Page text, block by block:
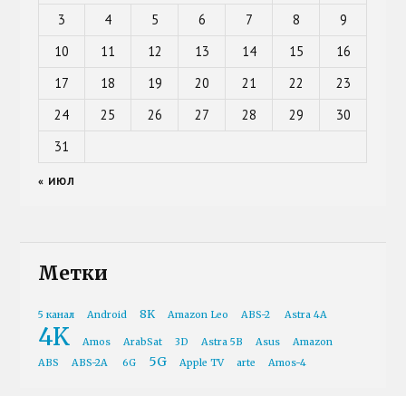
3
4 5 6 7 8
9
10
11 12 13 14 15
16
17
18 19 20 21 22
23
24
25 26 27 28 29
30
31
« ИЮЛ
Метки
5 канал Android 8K Amazon Leo ABS-2 Astra 4A
4K Amos ArabSat 3D Astra 5B Asus
Amazon
ABS
ABS-2A 6G 5G Apple TV arte Amos-4